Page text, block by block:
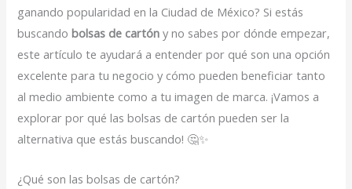
ganando popularidad en la Ciudad de México? Si estás
buscandobolsas de cartón y no sabes por dónde empezar,
este artículo te ayudará a entender por qué son una opción
excelente para tu negocio y cómo pueden beneficiar tanto
al medio ambiente como a tu imagen de marca. ¡Vamos a
explorar por qué las bolsas de cartón pueden ser la
alternativa que estás buscando! 🤔✨
¿Qué son las bolsas de cartón?